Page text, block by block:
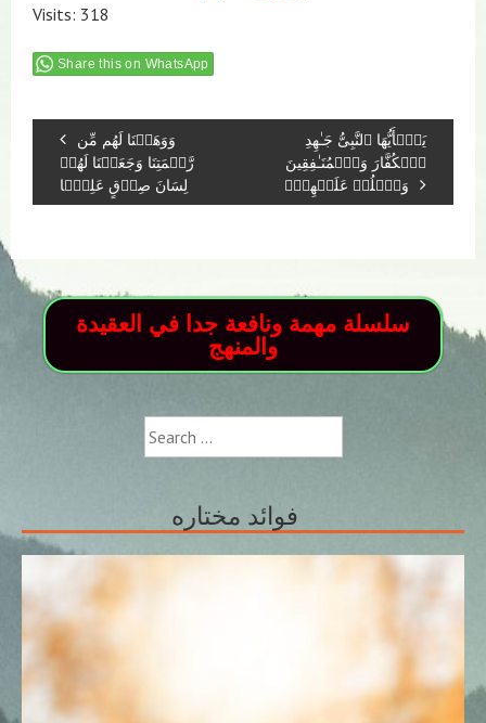
Visits: 318
Share this on WhatsApp
وَوَهَبۡنَا لَهُم مِّن
رَّحۡمَتِنَا وَجَعَلۡنَا لَهُمۡ
یَـٰۤأَیُّهَا ٱلنَّبِیُّ جَـٰهِدِ
ٱلۡكُفَّارَ وَٱلۡمُنَـٰفِقِینَ
وَٱغۡلُظۡ عَلَیۡهِمۡۚ
سلسلة مهمة ونافعة جدا في العقيدة
والمنهج
Search
for:
فوائد مختاره